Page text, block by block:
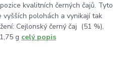
kvalitních černých čajů. Tyto
polohách a vynikají tak
Cejlonský černý čaj (51 %),
g celý popis